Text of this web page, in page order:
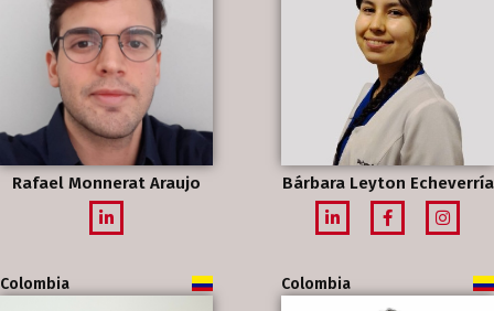
Rafael Monnerat Araujo Bárbara Leyton Echeverría
Colombia Colombia